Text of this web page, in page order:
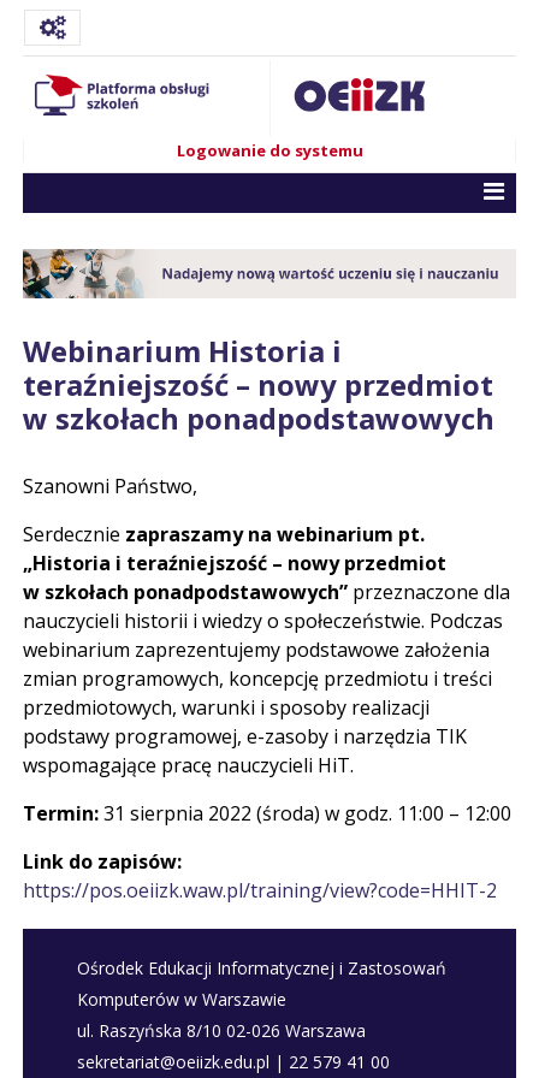
Logowanie do systemu
Webinarium Historia i
teraźniejszość – nowy przedmiot
w szkołach ponadpodstawowych
Szanowni Państwo,
Serdecznie zapraszamy na webinarium pt.
„Historia i teraźniejszość – nowy przedmiot
w szkołach ponadpodstawowych” przeznaczone dla
nauczycieli historii i wiedzy o społeczeństwie. Podczas
webinarium zaprezentujemy podstawowe założenia
zmian programowych, koncepcję przedmiotu i treści
przedmiotowych, warunki i sposoby realizacji
podstawy programowej, e-zasoby i narzędzia TIK
wspomagające pracę nauczycieli HiT.
Termin:31 sierpnia 2022 (środa) w godz. 11:00 – 12:00
Link do zapisów:
https://pos.oeiizk.waw.pl/training/view?code=HHIT-2
Ośrodek Edukacji Informatycznej i Zastosowań
Komputerów w Warszawie
ul. Raszyńska 8/10 02-026 Warszawa
sekretariat@oeiizk.edu.pl | 22 579 41 00